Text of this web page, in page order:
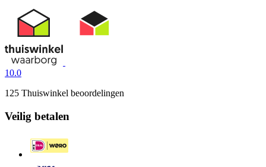
10.0
125 Thuiswinkel beoordelingen
Veilig betalen